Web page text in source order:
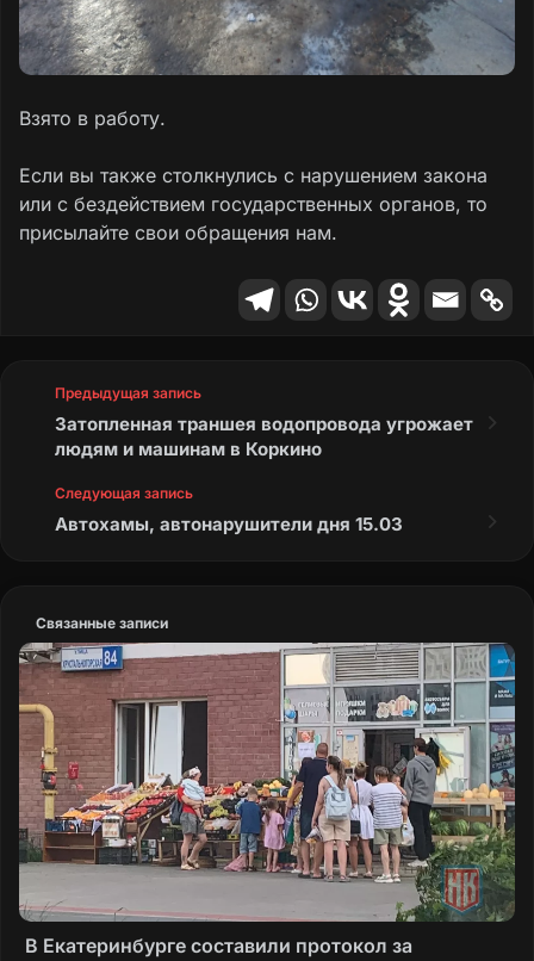
Взято в работу.
Если вы также столкнулись с нарушением закона
или с бездействием государственных органов, то
присылайте свои обращения нам.
Предыдущая запись
Затопленная траншея водопровода угрожает
людям и машинам в Коркино
Следующая запись
Автохамы, автонарушители дня 15.03
Связанные записи
В Екатеринбурге составили протокол за